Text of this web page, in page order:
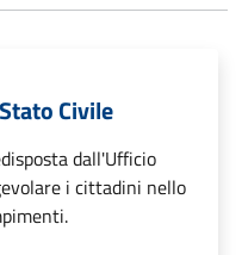
Civile
dall'Ufficio
i cittadini nello